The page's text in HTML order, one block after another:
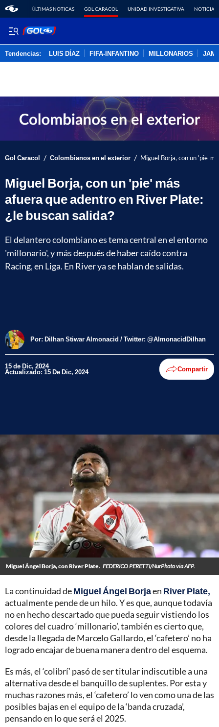
ÚLTIMAS NOTICAS GOL CARACOL UNIDAD INVESTIGATIVA NOTICIAS
Tendencias: LUIS DÍAZ FIFA-INFANTINO MILLONARIOS
Gol Caracol / Colombianos en el exterior / Miguel Borja, con un 'pie'
Miguel Borja, con un 'pie' más
afuera que adentro en River Plate:
¿le buscan salida?
El delantero colombiano es tema central en el entorno
'millonario', y más después de haber caído contra
Racing, en Liga. En River ya se hablan de salidas.
Por: Dilhan Stiwar Almonacid / Twitter: @AlmonacidDilhan
15 de Dic, 2024
Actualizado: 15 De Dic, 2024 Compartir
Miguel Ángel Borja, con River Plate. FEDERICO PERETTI/NurPhoto via AFP.
La continuidad deMiguel Ángel Borjaen River Plate,
actualmente pende de un hilo. Y es que, aunque todavía
no en hecho descartado que pueda seguir vistiendo los
colores del cuadro ‘millonario’, también es cierto que,
desde la llegada de Marcelo Gallardo, el ‘cafetero’ no ha
logrado encajar de buena manera dentro del esquema.
Es más, el ‘colibrí’ pasó de ser titular indiscutible a una
alternativa desde el banquillo de suplentes. Por esta y
muchas razones más, el ‘cafetero’ lo ven como una de las
posibles bajas en el equipo de la ‘banda cruzada’,
pensando en lo que será el 2025.